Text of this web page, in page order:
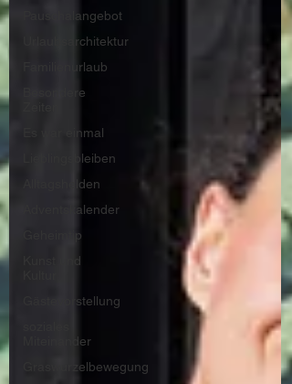
Pauschalangebot
Urlaubsarchitektur
Familienurlaub
Besondere
Es war einmal
Lieblingsbleiben
Alltagshelden
Adventskalender
Geheimtip
Kunst und
Gästevorstellung
Miteinander
Graswurzelbewegung